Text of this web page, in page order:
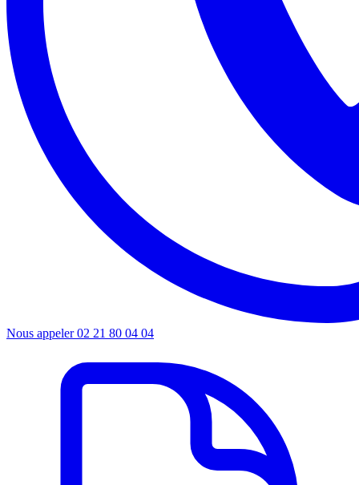
Nous appeler 02 21 80 04 04